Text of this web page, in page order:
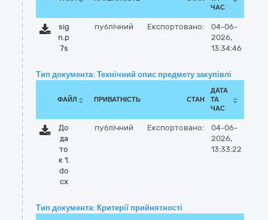
ЧАС
sig
n.p
7s
публічний Експортовано:
04-06-
2026,
13:34:46
Тип документа: Технічний опис предмету закупівлі
ФАЙЛ ПРИВАТНІСТЬ СТАН
ДАТА
ТА
ЧАС
До
да
то
к 1.
do
cx
публічний Експортовано:
04-06-
2026,
13:33:22
Тип документа: Критерії прийнятності